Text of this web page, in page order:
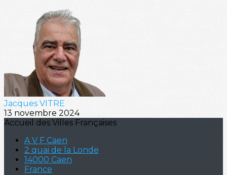
Jacques VITRE
13 novembre 2024
Accueil des Villes Françaises
A V F Caen
2 quai de la Londe
14000 Caen
France